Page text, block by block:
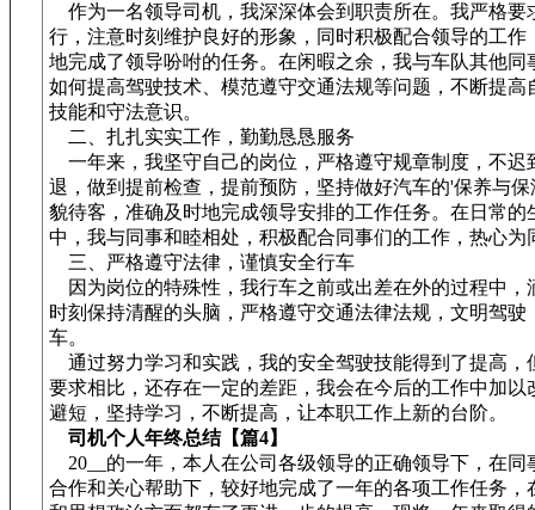
作为一名领导司机，我深深体会到职责所在。我严格要
行，注意时刻维护良好的形象，同时积极配合领导的工作
地完成了领导吩咐的任务。在闲暇之余，我与车队其他同
如何提高驾驶技术、模范遵守交通法规等问题，不断提高
技能和守法意识。
二、扎扎实实工作，勤勤恳恳服务
一年来，我坚守自己的岗位，严格遵守规章制度，不迟
退，做到提前检查，提前预防，坚持做好汽车的'保养与
貌待客，准确及时地完成领导安排的工作任务。在日常的
中，我与同事和睦相处，积极配合同事们的工作，热心为
三、严格遵守法律，谨慎安全行车
因为岗位的特殊性，我行车之前或出差在外的过程中，
时刻保持清醒的头脑，严格遵守交通法律法规，文明驾驶
车。
通过努力学习和实践，我的安全驾驶技能得到了提高，
要求相比，还存在一定的差距，我会在今后的工作中加以
避短，坚持学习，不断提高，让本职工作上新的台阶。
司机个人年终总结【篇4】
20__的一年，本人在公司各级领导的正确领导下，在同
合作和关心帮助下，较好地完成了一年的各项工作任务，